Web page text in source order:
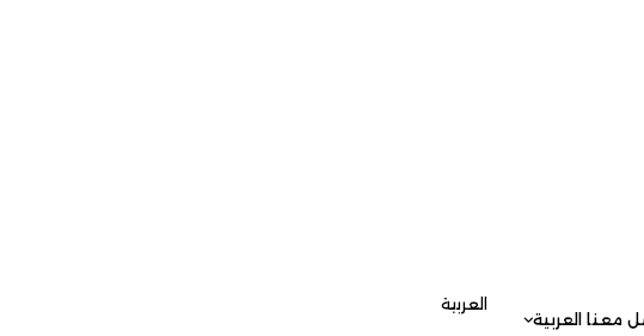
معنا العربية
العربية